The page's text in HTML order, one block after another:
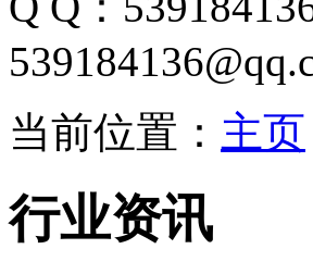
当前位置： 主页
行业资讯